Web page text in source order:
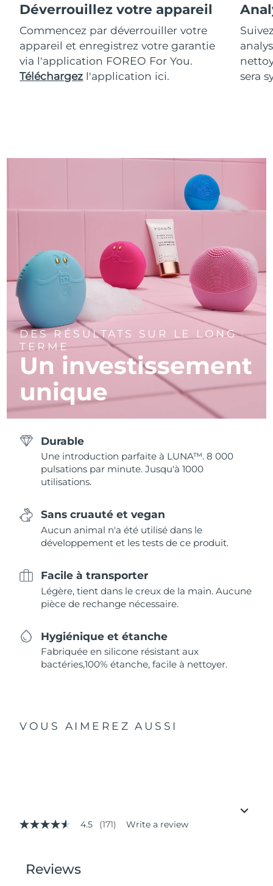
Déverrouillez votre appareil
Commencez par déverrouiller votre
appareil et enregistrez votre garantie
via l'application FOREO For You.
Téléchargez l'application ici.
sera
DES RÉSULTATS SUR LE LONG
TERME
Un investissement
unique
Durable
Une introduction parfaite à LUNA™. 8 000
pulsations par minute. Jusqu'à 1000
utilisations.
Sans cruauté et vegan
Aucun animal n'a été utilisé dans le
développement et les tests de ce produit.
Facile à transporter
Légère, tient dans le creux de la main. Aucune
pièce de rechange nécessaire.
Hygiénique et étanche
Fabriquée en silicone résistant aux
bactéries,100% étanche, facile à nettoyer.
VOUS AIMEREZ AUSSI
4.5
stars,
average
4.5 (171) Write a review